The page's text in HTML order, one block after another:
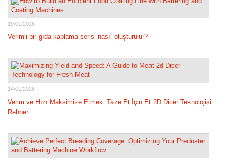
19/01/2026
Verimli bir gıda kaplama serisi nasıl oluşturulur?
14/01/2026
Verim ve Hızı Maksimize Etmek: Taze Et İçin Et 2D Dicer Teknolojisi
Rehberi